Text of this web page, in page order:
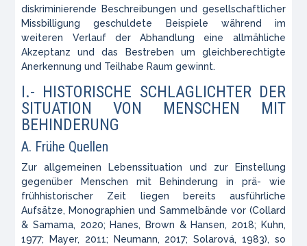
diskriminierende Beschreibungen und gesellschaftlicher
Missbilligung geschuldete Beispiele während im
weiteren Verlauf der Abhandlung eine allmähliche
Akzeptanz und das Bestreben um gleichberechtigte
Anerkennung und Teilhabe Raum gewinnt.
I.- HISTORISCHE SCHLAGLICHTER DER
SITUATION VON MENSCHEN MIT
BEHINDERUNG
A. Frühe Quellen
Zur allgemeinen Lebenssituation und zur Einstellung
gegenüber Menschen mit Behinderung in prä- wie
frühhistorischer Zeit liegen bereits ausführliche
Aufsätze, Monographien und Sammelbände vor (Collard
& Samama, 2020; Hanes, Brown & Hansen, 2018; Kuhn,
1977; Mayer, 2011; Neumann, 2017; Solarová, 1983), so